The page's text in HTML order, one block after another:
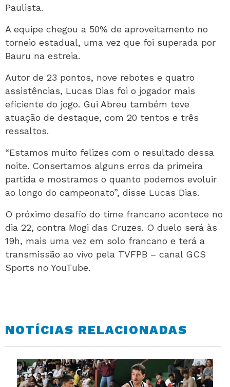
Paulista.
A equipe chegou a 50% de aproveitamento no
torneio estadual, uma vez que foi superada por
Bauru na estreia.
Autor de 23 pontos, nove rebotes e quatro
assistências, Lucas Dias foi o jogador mais
eficiente do jogo. Gui Abreu também teve
atuação de destaque, com 20 tentos e três
ressaltos.
“Estamos muito felizes com o resultado dessa
noite. Consertamos alguns erros da primeira
partida e mostramos o quanto podemos evoluir
ao longo do campeonato”, disse Lucas Dias.
O próximo desafio do time francano acontece no
dia 22, contra Mogi das Cruzes. O duelo será às
19h, mais uma vez em solo francano e terá a
transmissão ao vivo pela TVFPB – canal GCS
Sports no YouTube.
NOTÍCIAS RELACIONADAS